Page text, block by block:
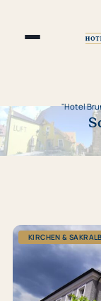
"Hotel
KIRCHEN &